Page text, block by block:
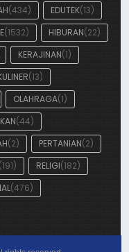
(434) EDUTEK(13)
(1532) HIBURAN(22)
KERAJINAN(1)
(13)
OLAHRAGA(1)
(44)
(2) PERTANIAN(2)
(191) RELIGI(182)
(476)